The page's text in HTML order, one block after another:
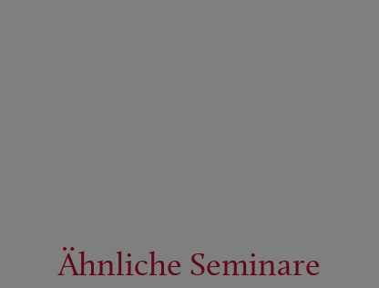
Ähnliche Seminare